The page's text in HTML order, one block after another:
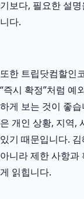
기보다, 필요한 설
니다.
또한 트립닷컴할인
“즉시 확정”처럼 예
하게 보는 것이 좋
은 개인 상황, 지역,
있기 때문입니다.
아니라 제한 사항과
게 읽힙니다.